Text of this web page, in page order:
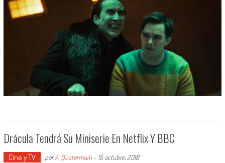
Drácula Tendrá Su Miniserie En Netflix Y BBC
Cine y TV porA. Quatermain- 15 octubre, 2018